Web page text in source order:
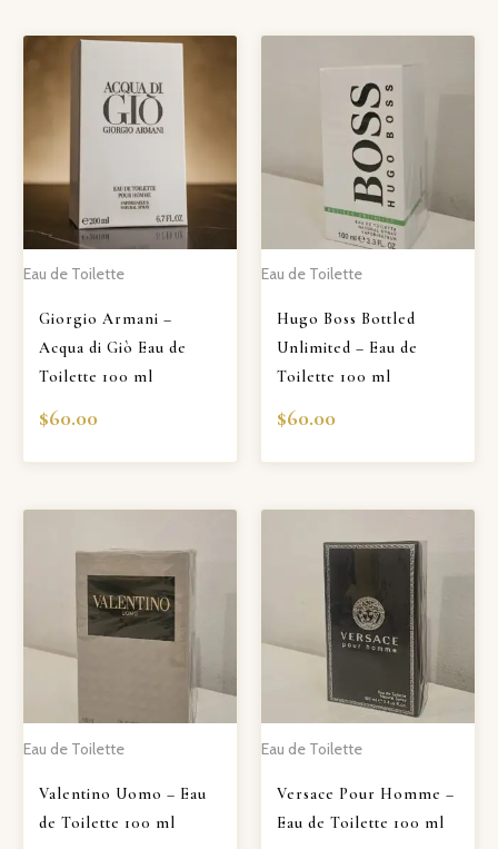
Eau de Toilette
Giorgio Armani –
Acqua di Giò Eau de
Toilette 100 ml
$60.00
Eau de Toilette
Hugo Boss Bottled
Unlimited – Eau de
Toilette 100 ml
$60.00
Eau de Toilette
Valentino Uomo – Eau
de Toilette 100 ml
Eau de Toilette
Versace Pour Homme –
Eau de Toilette 100 ml